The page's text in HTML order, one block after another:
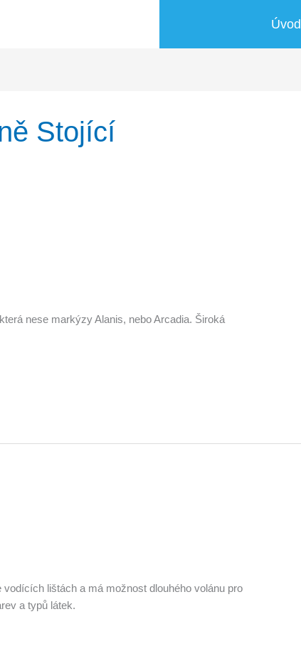
Úvod
Stojící
nese markýzy Alanis, nebo Arcadia. Široká
lištách a má možnost dlouhého volánu pro
a typů látek.